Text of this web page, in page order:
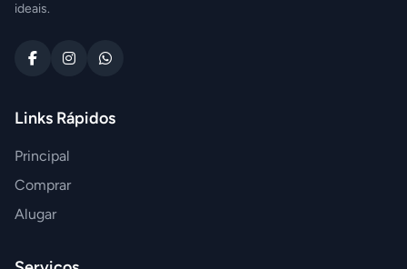
ideais.
Links Rápidos
Principal
Comprar
Alugar